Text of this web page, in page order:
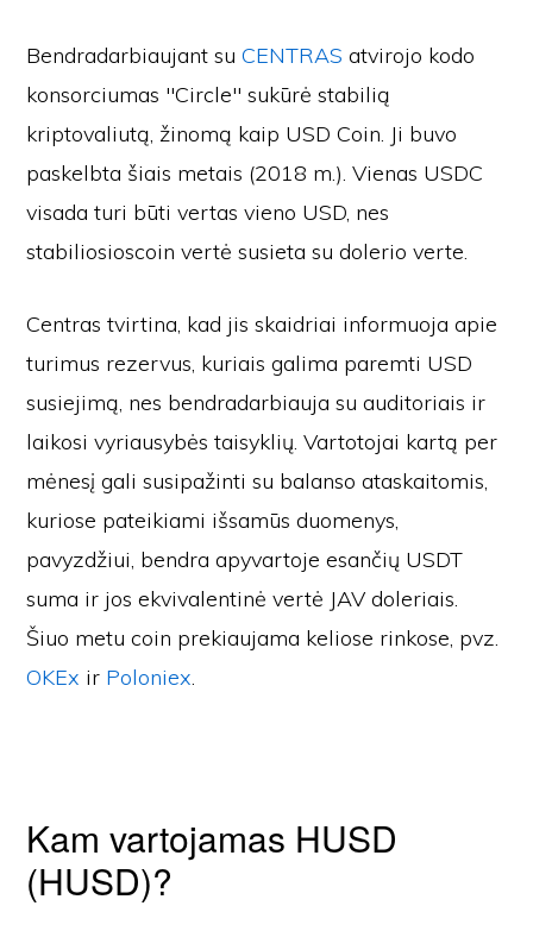
Bendradarbiaujant suCENTRAS atvirojo kodo
konsorciumas "Circle" sukūrė stabilią
kriptovaliutą, žinomą kaip USD Coin. Ji buvo
paskelbta šiais metais (2018 m.). Vienas USDC
visada turi būti vertas vieno USD, nes
stabiliosioscoin vertė susieta su dolerio verte.
Centras tvirtina, kad jis skaidriai informuoja apie
turimus rezervus, kuriais galima paremti USD
susiejimą, nes bendradarbiauja su auditoriais ir
laikosi vyriausybės taisyklių. Vartotojai kartą per
mėnesį gali susipažinti su balanso ataskaitomis,
kuriose pateikiami išsamūs duomenys,
pavyzdžiui, bendra apyvartoje esančių USDT
suma ir jos ekvivalentinė vertė JAV doleriais.
Šiuo metu coin prekiaujama keliose rinkose, pvz.
OKEx ir Poloniex.
Kam vartojamas HUSD
(HUSD)?